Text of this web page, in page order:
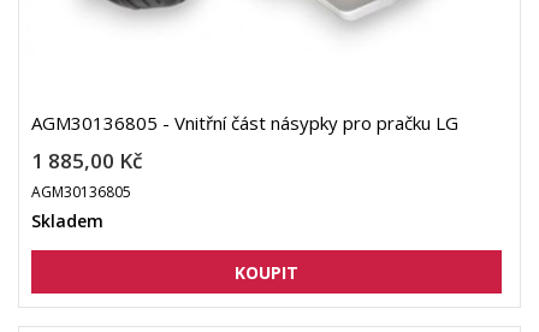
AGM30136805 - Vnitřní část násypky pro pračku LG
1 885,00 Kč
AGM30136805
Skladem